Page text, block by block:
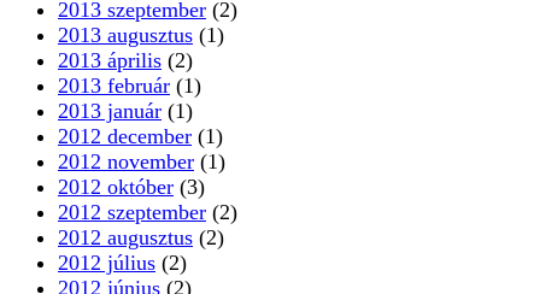
2013 szeptember (2)
2013 augusztus (1)
2013 április (2)
2013 február (1)
2013 január (1)
2012 december (1)
2012 november (1)
2012 október (3)
2012 szeptember (2)
2012 augusztus (2)
2012 július (2)
2012 június (2)